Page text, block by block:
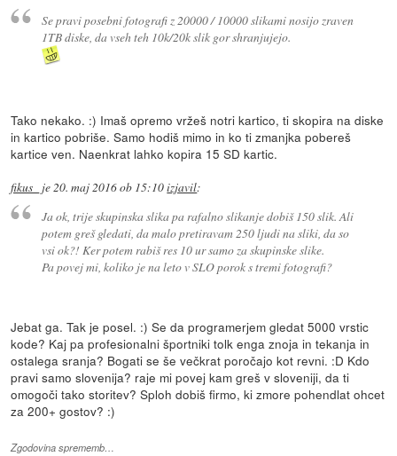
Se pravi posebni fotografi z 20000 / 10000 slikami nosijo zraven
1TB diske, da vseh teh 10k/20k slik gor shranjujejo.
Tako nekako. :) Imaš opremo vržeš notri kartico, ti skopira na diske
in kartico pobriše. Samo hodiš mimo in ko ti zmanjka pobereš
kartice ven. Naenkrat lahko kopira 15 SD kartic.
fikus_ je 20. maj 2016 ob 15:10izjavil:
Ja ok, trije skupinska slika pa rafalno slikanje dobiš 150 slik. Ali
potem greš gledati, da malo pretiravam 250 ljudi na sliki, da so
vsi ok?! Ker potem rabiš res 10 ur samo za skupinske slike.
Pa povej mi, koliko je na leto v SLO porok s tremi fotografi?
Jebat ga. Tak je posel. :) Se da programerjem gledat 5000 vrstic
kode? Kaj pa profesionalni športniki tolk enga znoja in tekanja in
ostalega sranja? Bogati se še večkrat poročajo kot revni. :D Kdo
pravi samo slovenija? raje mi povej kam greš v sloveniji, da ti
omogoči tako storitev? Sploh dobiš firmo, ki zmore pohendlat ohcet
za 200+ gostov? :)
Zgodovina sprememb…